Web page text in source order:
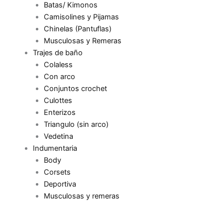
Batas/ Kimonos
Camisolines y Pijamas
Chinelas (Pantuflas)
Musculosas y Remeras
Trajes de baño
Colaless
Con arco
Conjuntos crochet
Culottes
Enterizos
Triangulo (sin arco)
Vedetina
Indumentaria
Body
Corsets
Deportiva
Musculosas y remeras